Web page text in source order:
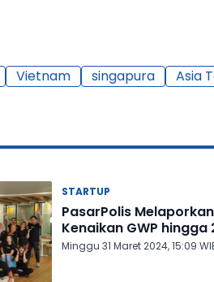
Vietnam singapura Asia
STARTUP
PasarPolis
Kenaikan GWP hingga
Minggu 31 Maret 2024, 15:09